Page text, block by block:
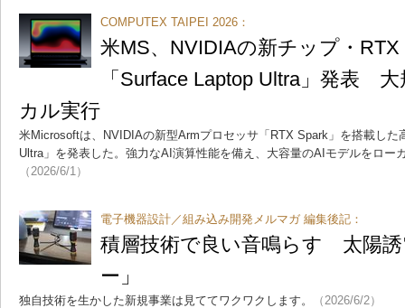
COMPUTEX TAIPEI 2026：
米MS、NVIDIAの新チップ・
「Surface Laptop Ultra」発表
カル実行
米Microsoftは、NVIDIAの新型Armプロセッサ「RTX Spark」を搭載した
Ultra」を発表した。強力なAI演算性能を備え、大容量のAIモデルをロー
（2026/6/1）
電子機器設計／組み込み開発メルマガ 編集後記：
積層技術で良い音鳴らす 太陽
ー」
独自技術を生かした新規事業は見ててワクワクします。 （2026/6/2）